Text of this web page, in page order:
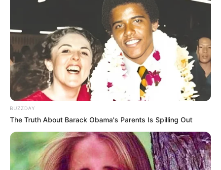
Cari Cepat Info Alutsista
Search
YANG TERPANAS
Kilas Balik 7 Agustus 1973: MBT T-72 Berawal Dari Varian
BUZZDAY
The Truth About Barack Obama's Parents Is Spilling Out